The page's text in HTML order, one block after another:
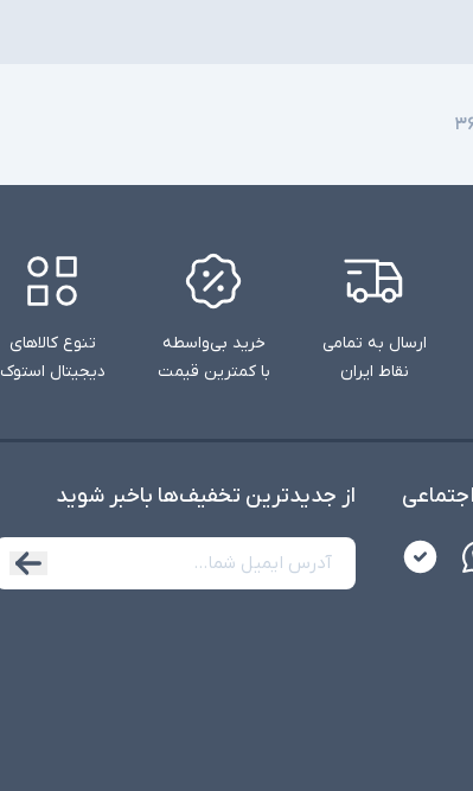
ارسال به تمامی
نقاط ایران
خرید بی‌واسطه
با کمترین قیمت
تنوع کالاهای
دیجیتال استوک
از جدید‌ترین تخفیف‌ها با‌خبر شوید